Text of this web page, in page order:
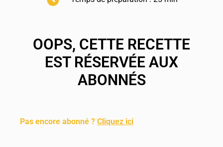
OOPS, CETTE RECETTE
EST RÉSERVÉE AUX
ABONNÉS
Pas encore abonné ? Cliquez ici